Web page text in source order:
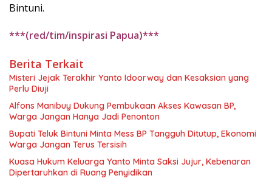
Bintuni.
***(red/tim/inspirasi Papua)***
Berita Terkait
Misteri Jejak Terakhir Yanto Idoorway dan Kesaksian yang
Perlu Diuji
Alfons Manibuy Dukung Pembukaan Akses Kawasan BP,
Warga Jangan Hanya Jadi Penonton
Bupati Teluk Bintuni Minta Mess BP Tangguh Ditutup, Ekonomi
Warga Jangan Terus Tersisih
Kuasa Hukum Keluarga Yanto Minta Saksi Jujur, Kebenaran
Dipertaruhkan di Ruang Penyidikan